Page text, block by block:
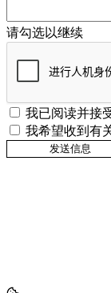
请勾选以继续
我已阅读并接
我希望收到有